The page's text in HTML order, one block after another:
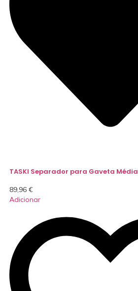
TASKI Separador para Gaveta Média
89,96 €
Adicionar